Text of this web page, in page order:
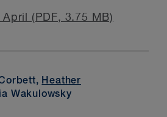
(PDF, 3.75 MB)
Heather
Wakulowsky